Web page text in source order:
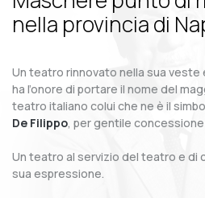
nella provincia di
Un teatro rinnovato nella sua veste
ha l’onore di portare il nome del
teatro italiano colui che ne è il
De Filippo, per gentile
Un teatro al servizio del teatro e di
sua espressione.